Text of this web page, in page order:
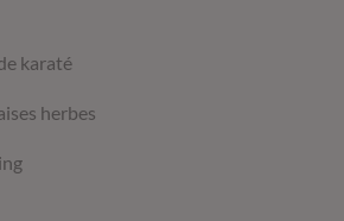
karaté
herbes